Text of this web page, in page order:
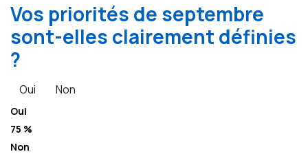
Vos priorités de septembre
sont-elles clairement définies
?
Oui Non
Oui
75 %
Non